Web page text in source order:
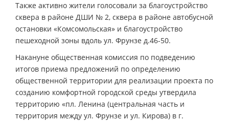
Также активно жители голосовали за благоустройство
сквера в районе ДШИ № 2, сквера в районе автобусной
остановки «Комсомольская» и благоустройство
пешеходной зоны вдоль ул. Фрунзе д.46-50.
Накануне общественная комиссия по подведению
итогов приема предложений по определению
общественной территории для реализации проекта по
созданию комфортной городской среды утвердила
территорию «пл. Ленина (центральная часть и
территория между ул. Фрунзе и ул. Кирова) в г.